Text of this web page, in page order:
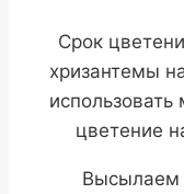
Срок
хризантемы
использовать
цветение
Высылаем